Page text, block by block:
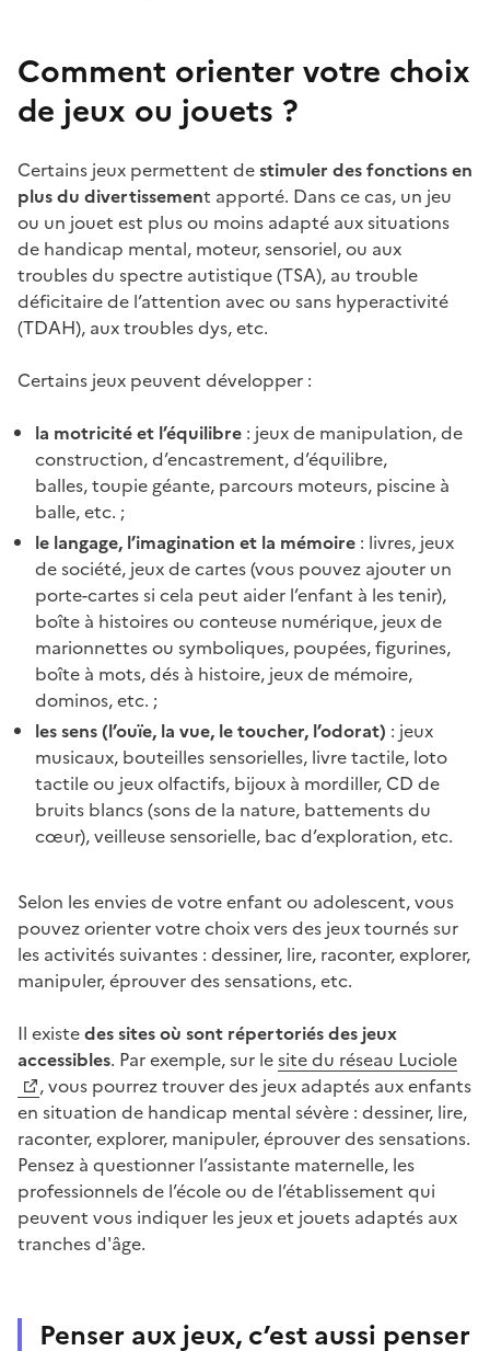
Comment orienter votre choix
de jeux ou jouets ?
Certains jeux permettent destimuler des fonctions en
plus du divertissement apporté. Dans ce cas, un jeu
ou un jouet est plus ou moins adapté aux situations
de handicap mental, moteur, sensoriel, ou aux
troubles du spectre autistique (TSA), au trouble
déficitaire de l’attention avec ou sans hyperactivité
(TDAH), aux troubles dys, etc.
Certains jeux peuvent développer :
la motricité et l’équilibre : jeux de manipulation, de
construction, d’encastrement, d’équilibre,
balles, toupie géante, parcours moteurs, piscine à
balle, etc. ;
le langage, l’imagination et la mémoire : livres, jeux
de société, jeux de cartes (vous pouvez ajouter un
porte-cartes si cela peut aider l’enfant à les tenir),
boîte à histoires ou conteuse numérique, jeux de
marionnettes ou symboliques, poupées, figurines,
boîte à mots, dés à histoire, jeux de mémoire,
dominos, etc. ;
les sens (l’ouïe, la vue, le toucher, l’odorat) : jeux
musicaux, bouteilles sensorielles, livre tactile, loto
tactile ou jeux olfactifs, bijoux à mordiller, CD de
bruits blancs (sons de la nature, battements du
cœur), veilleuse sensorielle, bac d’exploration, etc.
Selon les envies de votre enfant ou adolescent, vous
pouvez orienter votre choix vers des jeux tournés sur
les activités suivantes : dessiner, lire, raconter, explorer,
manipuler, éprouver des sensations, etc.
Il existedes sites où sont répertoriés des jeux
accessibles. Par exemple, sur lesite du réseau Luciole
, vous pourrez trouver des jeux adaptés aux enfants
en situation de handicap mental sévère : dessiner, lire,
raconter, explorer, manipuler, éprouver des sensations.
Pensez à questionner l’assistante maternelle, les
professionnels de l’école ou de l’établissement qui
peuvent vous indiquer les jeux et jouets adaptés aux
tranches d'âge.
Penser aux jeux, c’est aussi penser